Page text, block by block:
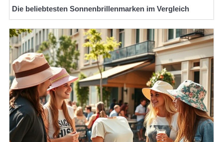
Die beliebtesten Sonnenbrillenmarken im Vergleich